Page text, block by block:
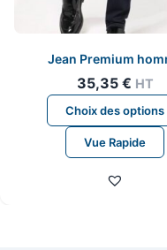
Jean Premium
35,35 € HT
Choix des options
Vue Rapide